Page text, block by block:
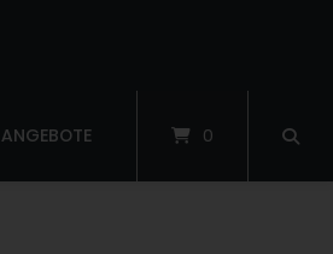
ANGEBOTE 0